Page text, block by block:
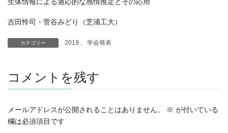
生体情報による適応的な感情推定とその応用
吉田怜司・菅谷みどり（芝浦工大）
カテゴリー 2019 、 学会発表
コメントを残す
メールアドレスが公開されることはありません。 ※ が付いている
欄は必須項目です